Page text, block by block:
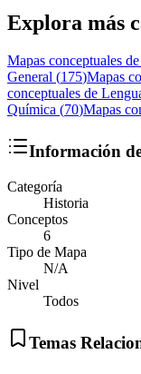
Explora más
Mapas conceptuales de
General (175)Mapas
conceptuales de
Química (70)Mapas
Información
Categoría
Historia
Conceptos
6
Tipo de Mapa
N/A
Nivel
Todos
Temas